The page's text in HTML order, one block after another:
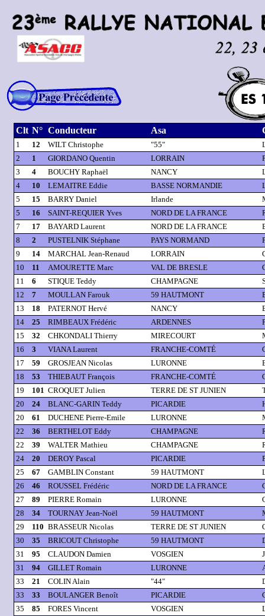
Clt N° Conducteur Asa
1 12 WILT Christophe "55"
2
1 GIORDANO Quentin LORRAIN
3
4 BOUCHY Raphaël NANCY
4
10 LEMAITRE Eddie BASSE NORMANDIE
5
15 BARRY Daniel Irlande
5
16 SAINT-REQUIER Yves NORD DE LA FRANCE
7
17 BAYARD Laurent NORD DE LA FRANCE
8
2 PUSTELNIK Stéphane PAYS NORMAND
9
14 MARCHAL Jean-Renaud LORRAIN
10
11 AMOURETTE Marc VAL DE BRESLE
11
6 STIQUE Teddy CHAMPAGNE
12
7 MOULLAN Farouk 59 HAUTMONT
13
18 PATERNOT Hervé NANCY
14
25 RIMBEAUX Frédéric ARDENNES
15
32 CHKONDALI Thierry MIRECOURT
16
3 VIANA Laurent FRANCHE-COMTÉ
17
59 GROSJEAN Nicolas LURONNE
18
53 THIEBAUT François FRANCHE-COMTÉ
19
101 CROQUET Julien TERRE DE ST JUNIEN
20
24 BLANC-GARIN Teddy PICARDIE
20
61 DUCHENE Pierre-Emile LURONNE
22
36 BERTHELOT Eddy CHAMPAGNE
22
39 WALTER Mathieu CHAMPAGNE
24
20 DEROY Pascal PICARDIE
25
67 GAMBLIN Constant 59 HAUTMONT
26
46 ROUSSEL Frédéric NORD DE LA FRANCE
27
89 PIERRE Romain LURONNE
28
34 TOURNAY Jean-Noël 59 HAUTMONT
29
110 BRASSEUR Nicolas TERRE DE ST JUNIEN
30
35 BRICOUT Christophe 59 HAUTMONT
31
95 CLAUDON Damien VOSGIEN
31
94 GILLET Romain LURONNE
33
21 COLIN Alain "44"
33
33 BOULANGER Benoît PICARDIE
35
85 FORES Vincent VOSGIEN